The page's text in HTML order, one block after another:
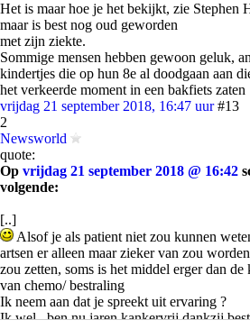
Het is maar hoe je het bekijkt, zie Stephen
maar is best nog oud geworden
met zijn ziekte.
Sommige mensen hebben gewoon geluk,
kindertjes die op hun 8e al doodgaan aan
het verkeerde moment in een bakfiets zaten
vrijdag 21 september 2018, 16:47 uur #13
2
Newsworld
quote:
Op vrijdag 21 september 2018 @ 16:42
volgende:
[..]
Alsof je als patient niet zou kunnen
artsen er alleen maar zieker van zou
zou zetten, soms is het middel erger dan
van chemo/ bestraling
Ik neem aan dat je spreekt uit ervaring ?
Ik wel , ben nu jaren kankervrij dankzij